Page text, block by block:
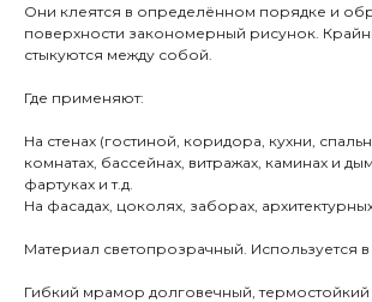
Они клеятся в определённом порядке и
поверхности закономерный рисунок.
стыкуются между собой.
Где применяют:
На стенах (гостиной, коридора, кухни,
комнатах, бассейнах, витражах, каминах и
фартуках и т.д.
На фасадах, цоколях, заборах,
Материал светопрозрачный. Используется в
Гибкий мрамор долговечный, термостойкий